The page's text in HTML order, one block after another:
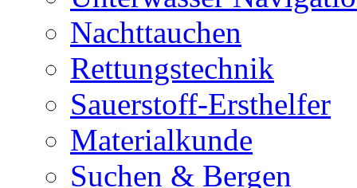
Nachttauchen
Rettungstechnik
Sauerstoff-Ersthelfer
Materialkunde
Suchen & Bergen